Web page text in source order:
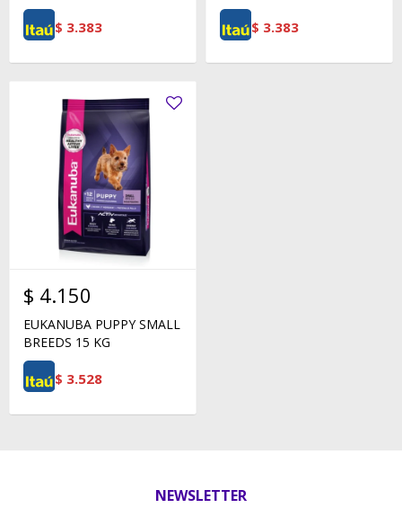
$ 3.383 $ 3.383
$ 4.150
EUKANUBA PUPPY SMALL
BREEDS 15 KG
$ 3.528
NEWSLETTER